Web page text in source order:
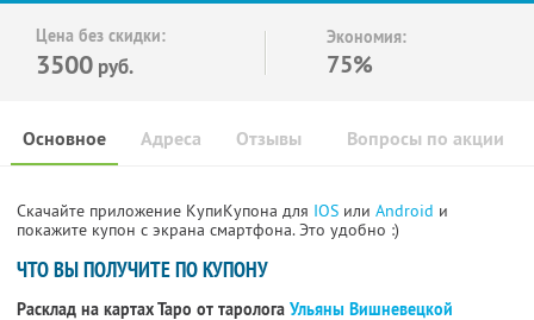
Цена без скидки:
3500 руб.
Экономия:
75%
Основное Отзывы Вопросы по акции
Адреса
Скачайте приложение КупиКупона для IOS или Android и
покажите купон с экрана смартфона. Это удобно :)
ЧТО ВЫ ПОЛУЧИТЕ ПО КУПОНУ
Расклад на картах Таро от таролога Ульяны Вишневецкой